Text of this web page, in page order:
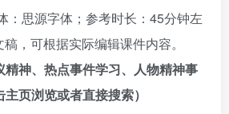
：思源字体；参考时长：45分钟左
，可根据实际编辑课件内容。
精神、热点事件学习、人物精神事
页浏览或者直接搜索）